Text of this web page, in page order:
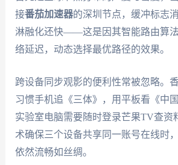
接番茄加速器的深圳节点，缓冲标志
淋融化还快——这是因其智能路由算法
络延迟，动态选择最优路径的效果。
跨设备同步观影的便利性常被忽略。
习惯手机追《三体》，用平板看《中
实验室电脑需要随时登录芒果TV查资
术确保三个设备共享同一账号在线时
依然流畅如丝绸。